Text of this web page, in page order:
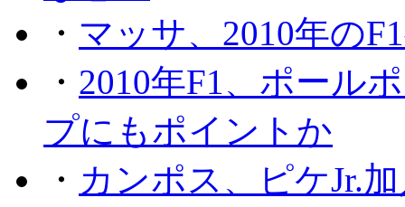
・ マッサ、2010年の
・ 2010年F1、ポール
プにもポイントか
・ カンポス、ピケJr.